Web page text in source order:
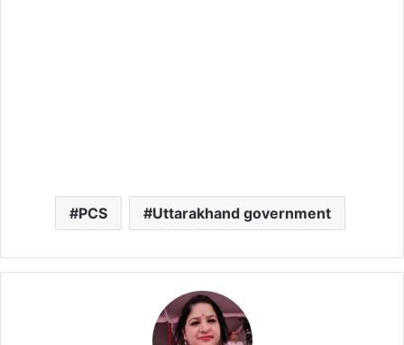
PCS Uttarakhand government